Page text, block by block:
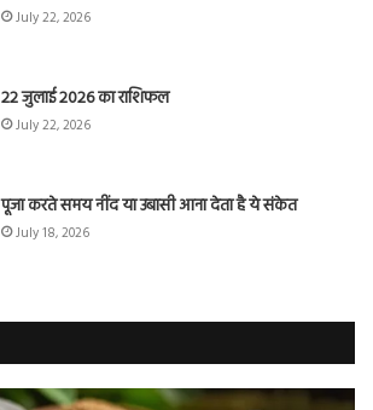
July 22, 2026
22 जुलाई 2026 का राशिफल
July 22, 2026
पूजा करते समय नींद या उबासी आना देता है ये संकेत
July 18, 2026